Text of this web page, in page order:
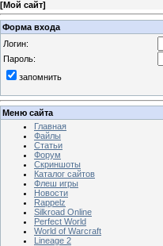
[Мой сайт]
Форма входа
Логин:
Пароль:
запомнить
Меню сайта
Главная
Файлы
Статьи
Форум
Скриншоты
Каталог сайтов
Флеш игры
Новости
Rappelz
Silkroad Online
Perfect World
World of Warcraft
Lineage 2